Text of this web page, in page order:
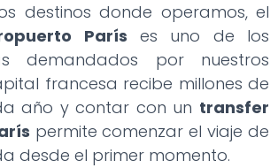
destinos donde operamos, el
París es uno de los
demandados por nuestros
francesa recibe millones de
año y contar con un transfer
permite comenzar el viaje de
desde el primer momento.